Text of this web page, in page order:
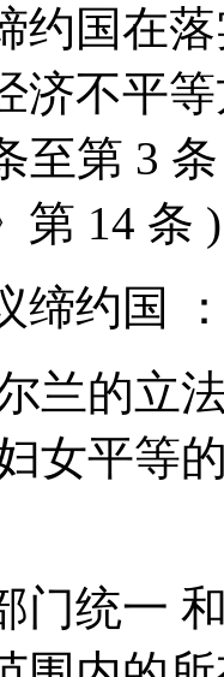
约国在
济不平
至第 3
第 14
缔约国
兰的立
女平等
门统一